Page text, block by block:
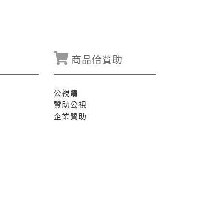
商品佮贊助
公視購
贊助公視
企業贊助